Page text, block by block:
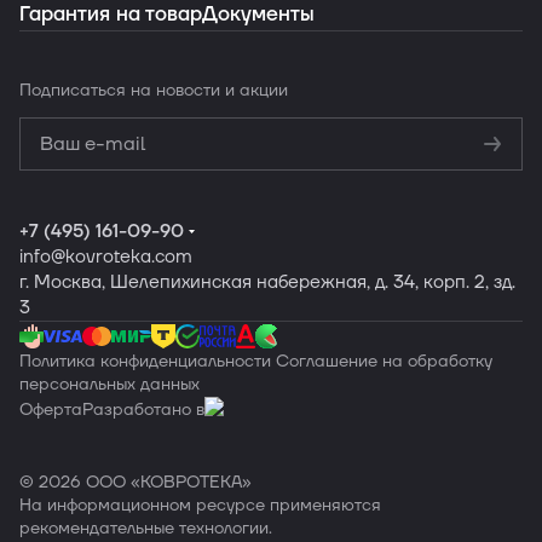
Заказать подборку
Гарантия на товарДокументы
Подписаться на новости и акции
конфиденциальности
Обработку
персональных данных
+7 (495) 161-09-90
info@kovroteka.com
г. Москва, Шелепихинская набережная, д. 34, корп. 2, зд.
3
Политика конфиденциальности Соглашение на обработку
персональных данных
ОфертаРазработано в
© 2026 ООО «КОВРОТЕКА»
На информационном ресурсе применяются
рекомендательные технологии.